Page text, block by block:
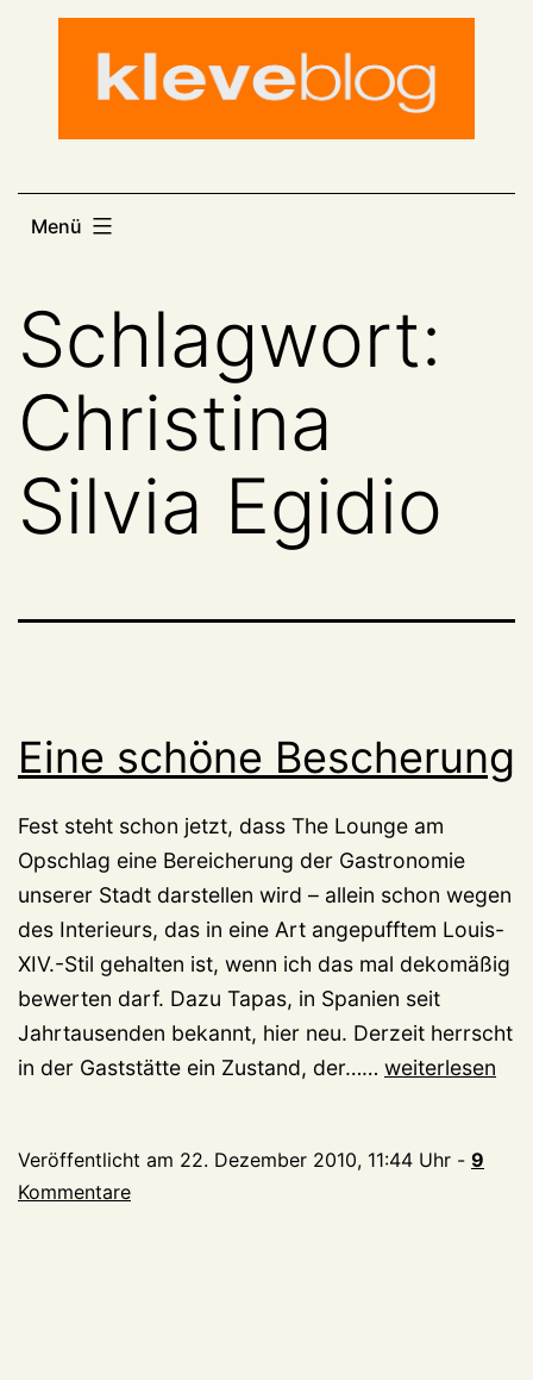
Menü
Schlagwort:
Christina
Silvia Egidio
Eine schöne Bescherung
Fest steht schon jetzt, dass The Lounge am
Opschlag eine Bereicherung der Gastronomie
unserer Stadt darstellen wird – allein schon wegen
des Interieurs, das in eine Art angepufftem Louis-
XIV.-Stil gehalten ist, wenn ich das mal dekomäßig
bewerten darf. Dazu Tapas, in Spanien seit
Jahrtausenden bekannt, hier neu. Derzeit herrscht
in der Gaststätte ein Zustand, der…… Eine
weiterlesen
Veröffentlicht am 22. Dezember 2010, 11:44 Uhr - 9
Kommentare